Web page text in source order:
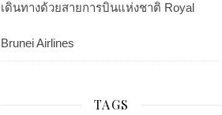
เดินทางด้วยสายการบินแห่งชาติ Royal
Brunei Airlines
TAGS